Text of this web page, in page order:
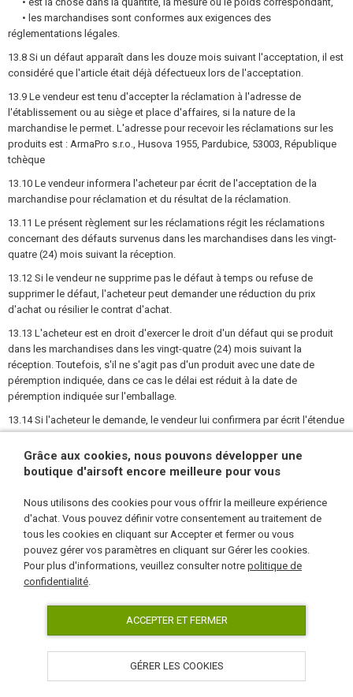
• les marchandises sont conformes aux exigences des
réglementations légales.
13.8 Si un défaut apparaît dans les douze mois suivant l'acceptation, il est
considéré que l'article était déjà défectueux lors de l'acceptation.
13.9 Le vendeur est tenu d'accepter la réclamation à l'adresse de
l'établissement ou au siège et place d'affaires, si la nature de la
marchandise le permet. L'adresse pour recevoir les réclamations sur les
produits est : ArmaPro s.r.o., Husova 1955, Pardubice, 53003, République
tchèque
13.10 Le vendeur informera l'acheteur par écrit de l'acceptation de la
marchandise pour réclamation et du résultat de la réclamation.
13.11 Le présent règlement sur les réclamations régit les réclamations
concernant des défauts survenus dans les marchandises dans les vingt-
quatre (24) mois suivant la réception.
13.12 Si le vendeur ne supprime pas le défaut à temps ou refuse de
supprimer le défaut, l'acheteur peut demander une réduction du prix
d'achat ou résilier le contrat d'achat.
13.13 L'acheteur est en droit d'exercer le droit d'un défaut qui se produit
dans les marchandises dans les vingt-quatre (24) mois suivant la
réception. Toutefois, s'il ne s'agit pas d'un produit avec une date de
péremption indiquée, dans ce cas le délai est réduit à la date de
péremption indiquée sur l'emballage.
13.14 Si l'acheteur le demande, le vendeur lui confirmera par écrit l'étendue
et la durée de ses obligations en cas de mauvaise exécution. Le vendeur a
des obligations en cas d'exécution défectueuse au moins dans la mesure
où durent les obligations du fabricant en cas d'exécution défectueuse.
manière compréhensible le contenu, l'étendue, les conditions et la durée
de sa responsabilité ainsi que la manière dont les droits qui en découlent
peuvent être exercés. Dans le même temps, le vendeur déclare dans la
confirmation que les autres droits de l'acheteur liés à l'achat de l'article ne
sont pas affectés. Le non-respect de ces obligations n'affecte pas la
validité de la confirmation.
Ce règlement sur les plaintes entre en vigueur le 6 janvier 2023
Grâce aux cookies, nous pouvons développer une
boutique d'airsoft encore meilleure pour vous
Nous utilisons des cookies pour vous offrir la meilleure expérience
d'achat. Vous pouvez définir votre consentement au traitement de
tous les cookies en cliquant sur Accepter et fermer ou vous
pouvez gérer vos paramètres en cliquant sur Gérer les cookies.
Pour plus d'informations, veuillez consulter notre politique de
confidentialité.
ACCEPTER ET FERMER
GÉRER LES COOKIES